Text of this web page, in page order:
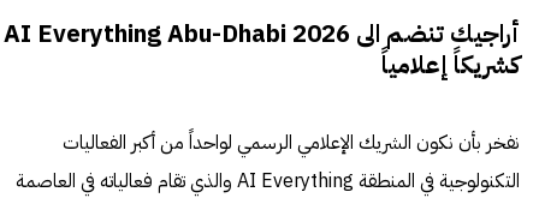
أراجيك تنضم الى AI Everything Abu-Dhabi 2026
كشريكاً إعلامياً
نفخر بأن نكون الشريك الإعلامي الرسمي لواحداً من أكبر الفعاليات
التكنولوجية في المنطقة AI Everything والذي تقام فعالياته في العاصمة